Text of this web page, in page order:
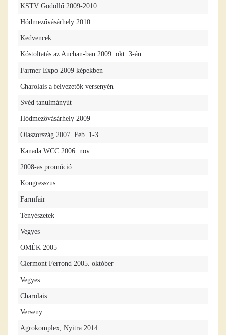
KSTV Gödöllő 2009-2010
Hódmezővásárhely 2010
Kedvencek
Kóstoltatás az Auchan-ban 2009. okt. 3-án
Farmer Expo 2009 képekben
Charolais a felvezetők versenyén
Svéd tanulmányút
Hódmezővásárhely 2009
Olaszország 2007. Feb. 1-3.
Kanada WCC 2006. nov.
2008-as promóció
Kongresszus
Farmfair
Tenyészetek
Vegyes
OMÉK 2005
Clermont Ferrond 2005. október
Vegyes
Charolais
Verseny
Agrokomplex, Nyitra 2014